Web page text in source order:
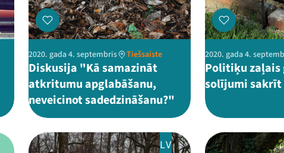
2020. gada 4. septembris Tiešsaiste
Diskusija "Kā samazināt
atkritumu apglabāšanu,
neveicinot sadedzināšanu?"
2020. gada 4.
Politiķu zaļais
solījumi sakrīt
LV